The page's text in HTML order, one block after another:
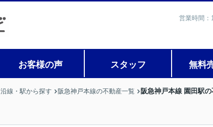
営業時間：
お客様の声 スタッフ 無料
沿線・駅から探す 阪急神戸本線の不動産一覧 阪急神戸本線 園田駅